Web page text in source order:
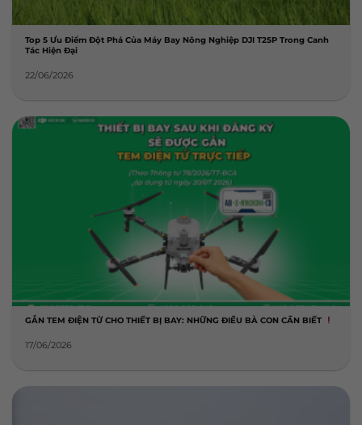
Top 5 Ưu Điểm Đột Phá Của Máy Bay Nông Nghiệp DJI T25P Trong Canh
Tác Hiện Đại
22/06/2026
GẮN TEM ĐIỆN TỬ CHO THIẾT BỊ BAY: NHỮNG ĐIỀU BÀ CON CẦN BIẾT
17/06/2026